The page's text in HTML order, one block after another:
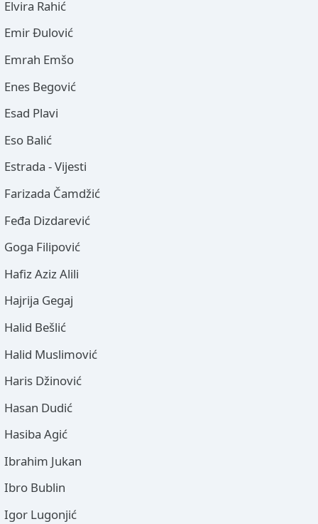
Elvira Rahić
Emir Đulović
Emrah Emšo
Enes Begović
Esad Plavi
Eso Balić
Estrada - Vijesti
Farizada Čamdžić
Feđa Dizdarević
Goga Filipović
Hafiz Aziz Alili
Hajrija Gegaj
Halid Bešlić
Halid Muslimović
Haris Džinović
Hasan Dudić
Hasiba Agić
Ibrahim Jukan
Ibro Bublin
Igor Lugonjić